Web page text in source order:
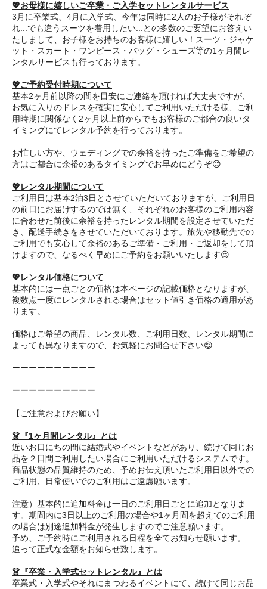
💖お母様に嬉しいご卒業・ご入学セットレンタルサービス
3月に卒業式、4月に入学式、今年は同時に2人のお子様がそれぞ
れ...でも違うスーツを着用したい...との多数のご要望にお答えい
たしまして、お子様をお持ちのお客様に嬉しい！スーツ・ジャケ
ット・スカート・ワンピース・バッグ・シューズ等の1ヶ月間レ
ンタルサービスも行っております。
💖ご予約受付時期について
基本2ヶ月前以降の間を目安にご連絡を頂ければ大丈夫ですが、
お気に入りのドレスを確実に安心してご利用いただける様、ご利
用時期に関係なく2ヶ月以上前からでもお客様のご都合の良いタ
イミングにてレンタル予約を行っております。
お忙しい方や、ウェディングでの余裕を持ったご準備をご希望の
方はご都合に余裕のあるタイミングでお早めにどうぞ😊
💖レンタル期間について
ご利用日は基本2泊3日とさせていただいておりますが、ご利用日
の前日にお届けするのでは無く、それぞれのお客様のご利用内容
に合わせた前後に余裕を持ったレンタル期間を設定させていただ
き、配送手続きをさせていただいております。旅先や移動先での
ご利用でも安心して余裕のあるご準備・ご利用・ご返却をして頂
けますので、なるべく早めにご予約をお願いいたします😌
💖レンタル価格について
基本的には一点ごとの価格は本ページの記載価格となりますが、
複数点一度にレンタルされる場合はセット値引き価格の適用があ
ります。
価格はご希望の商品、レンタル数、ご利用日数、レンタル期間に
よっても異なりますので、お気軽にお問合せ下さい😌
ーーーーーーーーーー
ーーーーーーーーーー
【ご注意およびお願い】
👗『1ヶ月間レンタル』とは
近いお日にちの間に結婚式やイベントなどがあり、続けて同じお
品を２日間ご利用したい場合にご利用いただけるシステムです。
商品状態の品質維持のため、予めお伝え頂いたご利用日以外での
ご利用、日常使いでのご利用はご遠慮願います。
注意）基本的に追加料金は一日のご利用日ごとに追加となりま
す。期間内に3日以上のご利用の場合や1ヶ月間を超えてのご利用
の場合は別途追加料金が発生しますのでご注意願います。
予め、ご予約時にご利用される日程を全てお知らせ願います。
追って正式な金額をお知らせ致します。
👗『卒業・入学式セットレンタル』とは
卒業式・入学式やそれにまつわるイベントにて、続けて同じお品